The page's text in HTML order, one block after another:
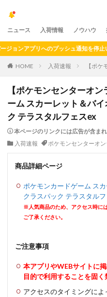
ニュース 入荷情報 ノウハウ
アプリへのプッシュ通知を停止いたし
HOME 入荷速報 【ポ
【ポケモンセンターオ
ーム スカーレット＆バ
ク テラスタルフェスex
本ページのリンクには広告が含まれ
入荷速報
ポケモンセンターオ
商品詳細ページ
ポケモンカードゲーム ス
クラスパック テラスタル
※人気商品のため、アクセス時に
ご了承ください。
ご注意事項
本アプリやWEBサイトに
目的で利用することを固く
アクセスのタイミングに